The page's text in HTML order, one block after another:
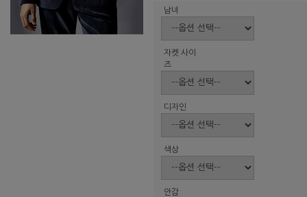
남녀
자켓 사이
즈
디자인
색상
안감